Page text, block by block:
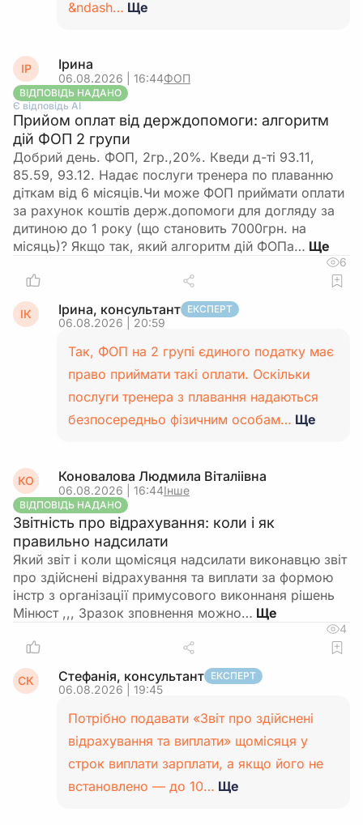
&ndash… Ще
ІР Ірина
06.08.2026 | 16:44ФОП
ВІДПОВІДЬ НАДАНО
Є відповідь АІ
Прийом оплат від держдопомоги: алгоритм
дій ФОП 2 групи
Добрий день. ФОП, 2гр.,20%. Кведи д-ті 93.11,
85.59, 93.12. Надає послуги тренера по плаванню
діткам від 6 місяців.Чи може ФОП приймати оплати
за рахунок коштів держ.допомоги для догляду за
дитиною до 1 року (що становить 7000грн. на
місяць)? Якщо так, який алгоритм дій ФОПа…
6
ІК Ірина, консультант ЕКСПЕРТ
06.08.2026 | 20:59
Так, ФОП на 2 групі єдиного податку має
право приймати такі оплати. Оскільки
послуги тренера з плавання надаються
безпосередньо фізичним особам… Ще
КО Коновалова Людмила Віталіівна
06.08.2026 | 16:44Інше
ВІДПОВІДЬ НАДАНО
Звітність про відрахування: коли і як
правильно надсилати
Який звіт і коли щомісяця надсилати виконавцю звіт
про здійснені відрахування та виплати за формою
інстр з організації примусового виконнаня рішень
Мінюст ,,, Зразок зповнення можно…
4
СК Стефанія, консультант ЕКСПЕРТ
06.08.2026 | 19:45
Потрібно подавати «Звіт про здійснені
відрахування та виплати» щомісяця у
строк виплати зарплати, а якщо його не
встановлено — до 10… Ще